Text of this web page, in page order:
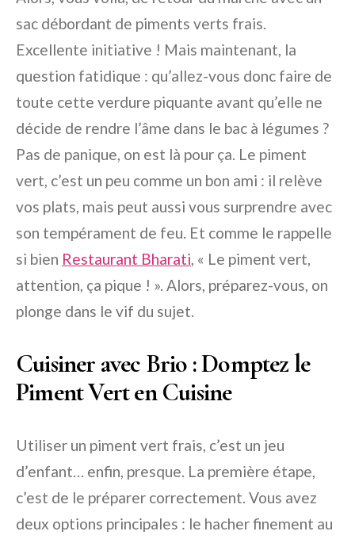
sac débordant de piments verts frais.
Excellente initiative ! Mais maintenant, la
question fatidique : qu’allez-vous donc faire de
toute cette verdure piquante avant qu’elle ne
décide de rendre l’âme dans le bac à légumes ?
Pas de panique, on est là pour ça. Le piment
vert, c’est un peu comme un bon ami : il relève
vos plats, mais peut aussi vous surprendre avec
son tempérament de feu. Et comme le rappelle
si bien Restaurant Bharati , « Le piment vert,
attention, ça pique ! ». Alors, préparez-vous, on
plonge dans le vif du sujet.
Cuisiner avec Brio : Domptez le
Piment Vert en Cuisine
Utiliser un piment vert frais, c’est un jeu
d’enfant… enfin, presque. La première étape,
c’est de le préparer correctement. Vous avez
deux options principales : le hacher finement au